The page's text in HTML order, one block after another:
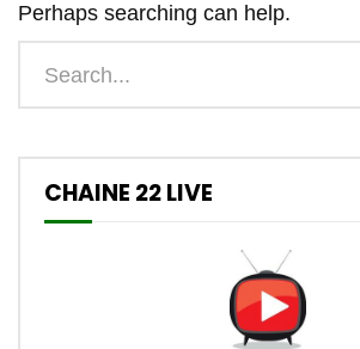
Perhaps searching can help.
CHAINE 22 LIVE